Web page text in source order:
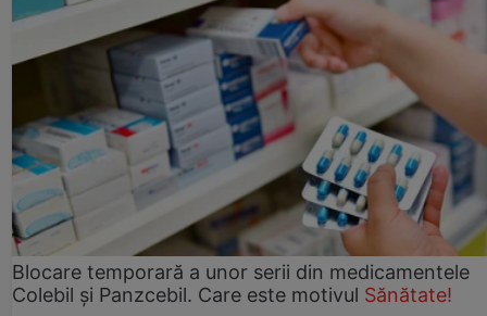
Blocare temporară a unor serii din medicamentele
Colebil și Panzcebil. Care este motivul Sănătate!